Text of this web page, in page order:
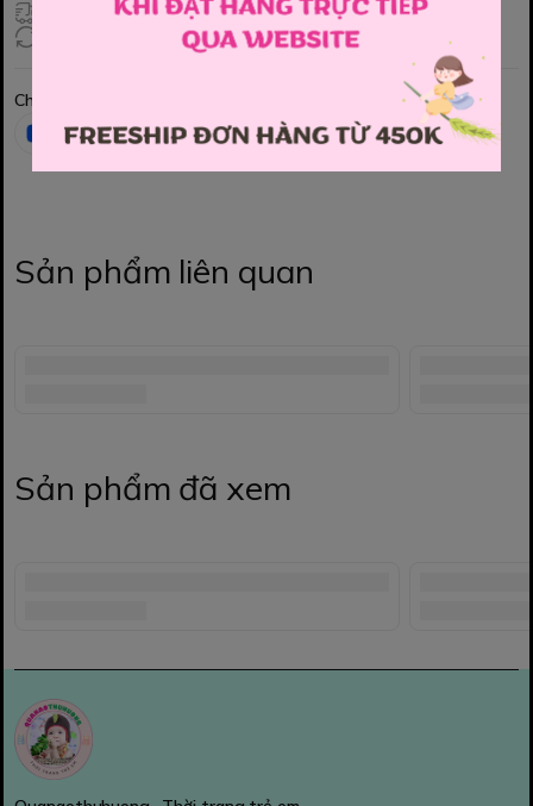
Giao hàng toàn quốc
Đổi hàng 3 ngày (HCM), 7 ngày (Tỉnh)
Chia sẻ
Sản phẩm liên quan
Sản phẩm đã xem